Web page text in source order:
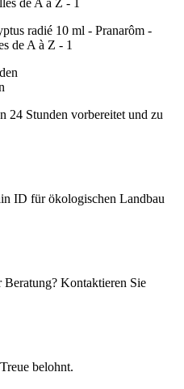
24 Stunden vorbereitet und zu
ID für ökologischen Landbau
Kontaktieren Sie
belohnt.